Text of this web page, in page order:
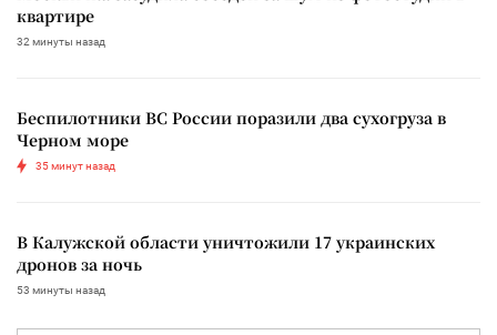
квартире
32 минуты назад
Беспилотники ВС России поразили два сухогруза в
Черном море
35 минут назад
В Калужской области уничтожили 17 украинских
дронов за ночь
53 минуты назад